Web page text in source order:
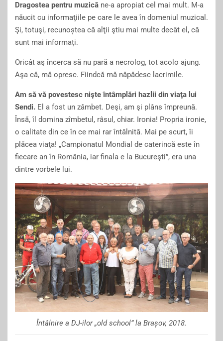
Dragostea pentru muzică ne-a apropiat cel mai mult. M-a
năucit cu informaţiile pe care le avea în domeniul muzical.
Şi, totuşi, recunoștea că alţii ştiu mai multe decât el, că
sunt mai informaţi.
Oricât aş încerca să nu pară a necrolog, tot acolo ajung.
Aşa că, mă opresc. Fiindcă mă năpădesc lacrimile.
Am să vă povestesc nişte întâmplări hazlii din viaţa lui
Sendi. El a fost un zâmbet. Deşi, am şi plâns împreună.
Însă, îl domina zîmbetul, râsul, chiar. Ironia! Propria ironie,
o calitate din ce în ce mai rar întâlnită. Mai pe scurt, îi
plăcea viaţa! „Campionatul Mondial de caterincă este în
fiecare an în România, iar finala e la Bucureşti”, era una
dintre vorbele lui.
Întâlnire a DJ-ilor „old school” la Brașov, 2018.